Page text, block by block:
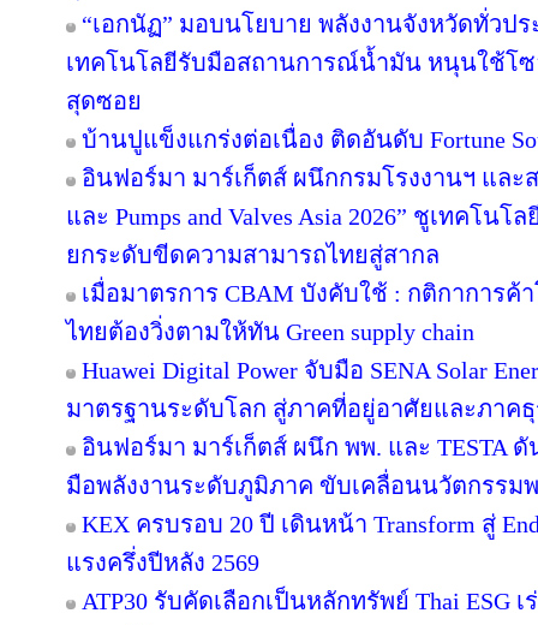
“เอกนัฏ” มอบนโยบาย พลังงานจังหวัดทั่ว
เทคโนโลยีรับมือสถานการณ์น้ำมัน หนุนใช้โซ
สุดซอย
บ้านปูแข็งแกร่งต่อเนื่อง ติดอันดับ Fortune
อินฟอร์มา มาร์เก็ตส์ ผนึกกรมโรงงานฯ และ
และ Pumps and Valves Asia 2026” ชูเทคโน
ยกระดับขีดความสามารถไทยสู่สากล
เมื่อมาตรการ CBAM บังคับใช้ : กติกาการค้
ไทยต้องวิ่งตามให้ทัน Green supply chain
Huawei Digital Power จับมือ SENA Solar
มาตรฐานระดับโลก สู่ภาคที่อยู่อาศัยและภาค
อินฟอร์มา มาร์เก็ตส์ ผนึก พพ. และ TESTA ดั
มือพลังงานระดับภูมิภาค ขับเคลื่อนนวัตกรรม
KEX ครบรอบ 20 ปี เดินหน้า Transform สู่
แรงครึ่งปีหลัง 2569
ATP30 รับคัดเลือกเป็นหลักทรัพย์ Thai ESG เ